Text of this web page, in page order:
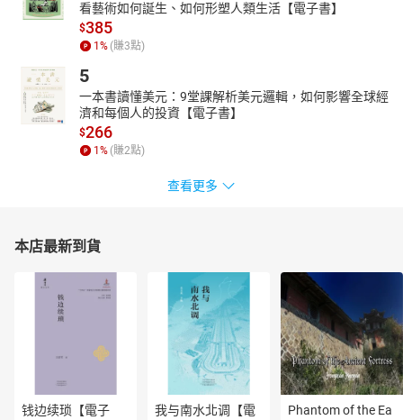
看藝術如何誕生、如何形塑人類生活【電子書】
$385
1 % (賺3點)
5
一本書讀懂美元：9堂課解析美元邏輯，如何影響全球經
濟和每個人的投資【電子書】
$266
1 % (賺2點)
查看更多
本店最新到貨
钱边续琐【電子
我与南水北调【電
Phantom of the Ea